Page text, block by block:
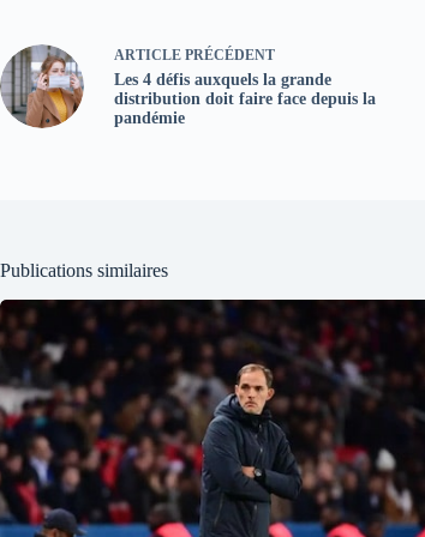
ARTICLE PRÉCÉDENT
Les 4 défis auxquels la grande
distribution doit faire face depuis la
pandémie
Publications similaires